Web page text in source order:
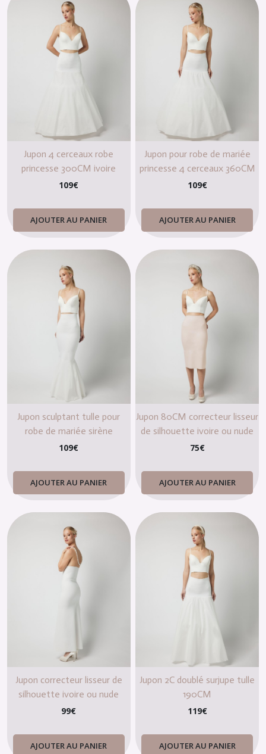
Jupon 4 cerceaux robe
princesse 300CM ivoire
109€
AJOUTER AU PANIER
Jupon pour robe de mariée
princesse 4 cerceaux 360CM
IVOIRE
109€
AJOUTER AU PANIER
Jupon sculptant tulle pour
robe de mariée sirène
109€
AJOUTER AU PANIER
Jupon 80CM correcteur lisseur
de silhouette ivoire ou nude
75€
AJOUTER AU PANIER
Jupon correcteur lisseur de
silhouette ivoire ou nude
99€
AJOUTER AU PANIER
Jupon 2C doublé surjupe tulle
190CM
119€
AJOUTER AU PANIER
Afficher
résultats